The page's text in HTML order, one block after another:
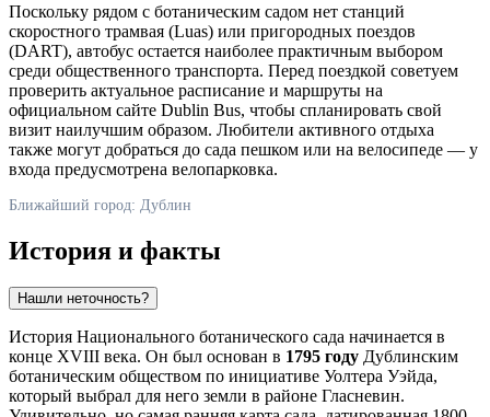
Поскольку рядом с ботаническим садом нет станций
скоростного трамвая (Luas) или пригородных поездов
(DART), автобус остается наиболее практичным выбором
среди общественного транспорта. Перед поездкой советуем
проверить актуальное расписание и маршруты на
официальном сайте Dublin Bus, чтобы спланировать свой
визит наилучшим образом. Любители активного отдыха
также могут добраться до сада пешком или на велосипеде — у
входа предусмотрена велопарковка.
Ближайший город: Дублин
История и факты
Нашли неточность?
История Национального ботанического сада начинается в
конце XVIII века. Он был основан в 1795 году Дублинским
ботаническим обществом по инициативе Уолтера Уэйда,
который выбрал для него земли в районе Гласневин.